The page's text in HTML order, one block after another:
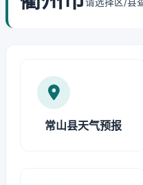
常山县天气预报